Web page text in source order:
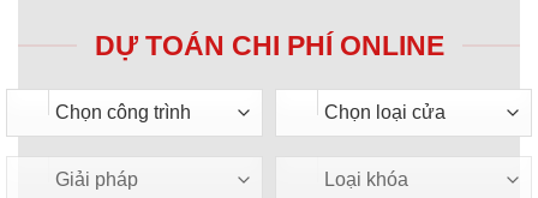
DỰ TOÁN CHI PHÍ ONLINE